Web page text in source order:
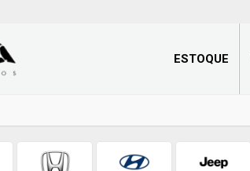
ESTOQUE